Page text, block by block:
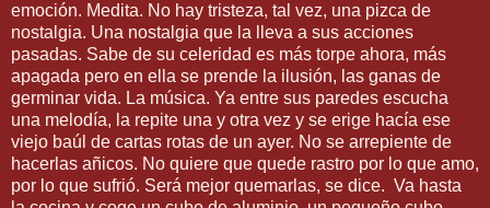
emoción. Medita. No hay tristeza, tal vez, una pizca de
nostalgia. Una nostalgia que la lleva a sus acciones
pasadas. Sabe de su celeridad es más torpe ahora, más
apagada pero en ella se prende la ilusión, las ganas de
germinar vida. La música. Ya entre sus paredes escucha
una melodía, la repite una y otra vez y se erige hacía ese
viejo baúl de cartas rotas de un ayer. No se arrepiente de
hacerlas añicos. No quiere que quede rastro por lo que amo,
por lo que sufrió. Será mejor quemarlas, se dice. Va hasta